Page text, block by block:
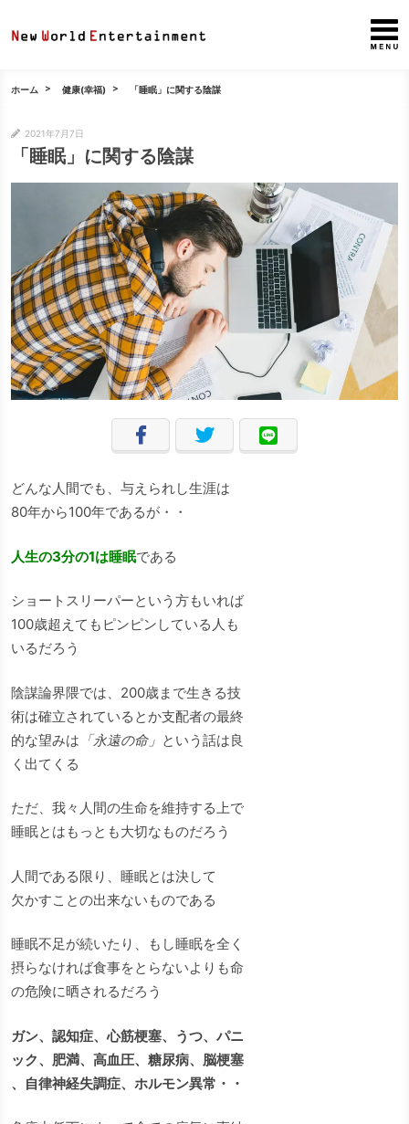
ホーム 健康(幸福) 「睡眠」に関する陰謀
2021年7月7日
「睡眠」に関する陰謀
どんな人間でも、与えられし生涯は
80年から100年であるが・・
人生の3分の1は睡眠である
ショートスリーパーという方もいれば
100歳超えてもピンピンしている人も
いるだろう
陰謀論界隈では、200歳まで生きる技
術は確立されているとか支配者の最終
的な望みは 「永遠の命」 という話は良
く出てくる
ただ、我々人間の生命を維持する上で
睡眠とはもっとも大切なものだろう
人間である限り、睡眠とは決して
欠かすことの出来ないものである
睡眠不足が続いたり、もし睡眠を全く
摂らなければ食事をとらないよりも命
の危険に晒されるだろう
ガン、認知症、心筋梗塞、うつ、パニ
ック、肥満、高血圧、糖尿病、脳梗塞
、自律神経失調症、ホルモン異常・・